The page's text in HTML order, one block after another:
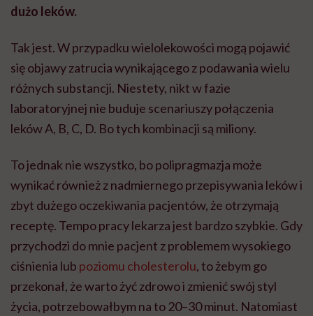
dużo leków.
Tak jest. W przypadkuwielolekowości mogą pojawić
się objawy zatrucia wynikającego z podawania wielu
różnych substancji. Niestety, nikt w fazie
laboratoryjnej nie buduje scenariuszy połączenia
leków A, B, C, D. Bo tych kombinacji są miliony.
To jednak nie wszystko, bo polipragmazja może
wynikać również z nadmiernego przepisywania leków i
zbyt dużego oczekiwania pacjentów, że otrzymają
receptę. Tempo pracy lekarza jest bardzo szybkie. Gdy
przychodzi do mnie pacjent z problemem wysokiego
ciśnienia lub poziomu cholesterolu, to żebym go
przekonał, że warto żyć zdrowo i zmienić swój styl
życia, potrzebowałbym na to 20–30 minut. Natomiast